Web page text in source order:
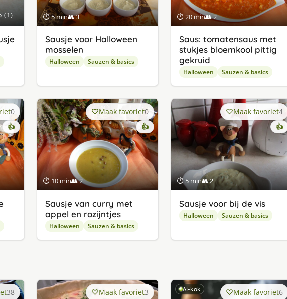
(1) ⏱ 5 min👥 3
Sausje voor Halloween
mosselen
Halloween Sauzen & basics
⏱ 20 min👥 2
Saus: tomatensaus met
stukjes bloemkool pittig
gekruid
Halloween Sauzen & basics
0
👍
⏱ 10 min👥 2
Maak favoriet0
👍
Sausje van curry met
appel en rozijntjes
Halloween Sauzen & basics
⏱ 5 min👥 2
Maak favoriet4
👍
Sausje voor bij de vis
Halloween Sauzen & basics
38 Maak favoriet3 AI-kok Maak favoriet6